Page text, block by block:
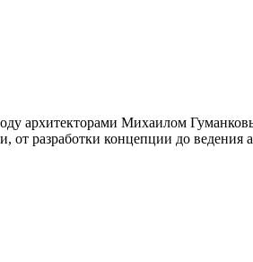
архитекторами Михаилом
разработки концепции до ведения